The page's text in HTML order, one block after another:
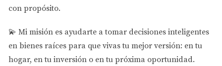
🔹 Townhouses y Single Family Homes
Alta demanda
con propósito.
💫 Mi misión es ayudarte a tomar decisiones inteligentes
en bienes raíces para que vivas tu mejor versión: en tu
hogar, en tu inversión o en tu próxima oportunidad.